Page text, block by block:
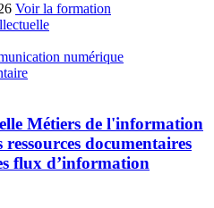
Voir la formation
numérique
Métiers de l'information
ressources documentaires
flux d’information